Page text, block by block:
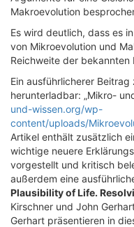
Makroevolution
Es wird deutlich, dass es
von Mikroevolution und
Reichweite der
Ein ausführlicherer
herunterladbar: „Mikro-
und-wissen.org/wp-
content/uploads/
Artikel enthält zusätzlich
wichtige neuere
vorgestellt und kritisch
außerdem eine
Plausibility of Life.
Kirschner und John
Gerhart präsentieren in